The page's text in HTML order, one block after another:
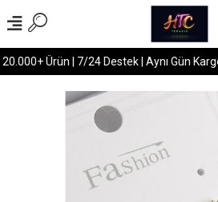
Ürün | 7/24 Destek | Aynı Gün Kargo